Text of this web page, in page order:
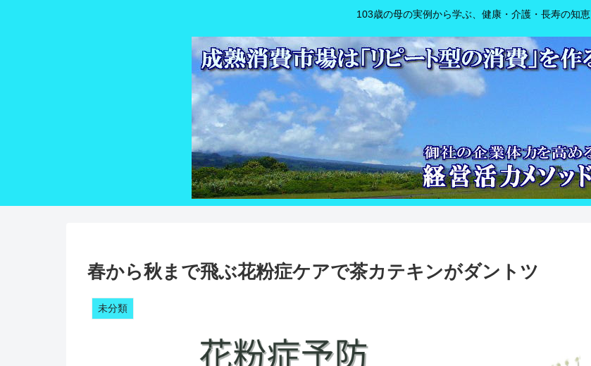
103歳の母の実例から学ぶ、健康・介護・長寿の知恵
春から秋まで飛ぶ花粉症ケアで茶カテキンがダントツ
未分類